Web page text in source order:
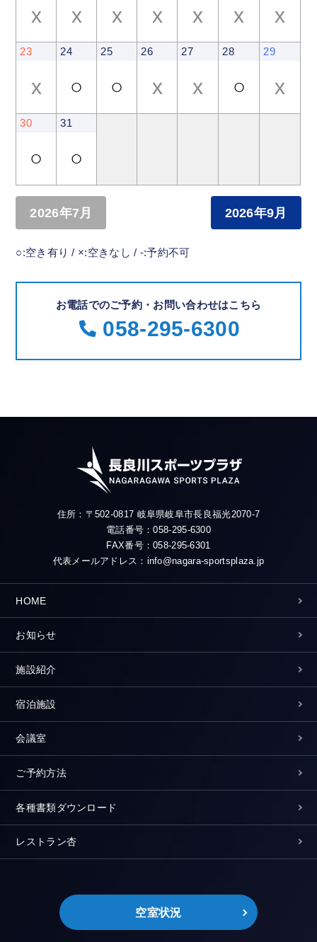
x x x x x x x
23
x
24
○
25
○
26
x
27
x
28
○
29
x
30
○
31
○
2026年7月 2026年9月
○:空き有り / ×:空きなし / -:予約不可
お電話でのご予約・お問い合わせはこちら
058-295-6300
住所：〒502-0817 岐阜県岐阜市長良福光2070-7
電話番号：058-295-6300
FAX番号：058-295-6301
代表メールアドレス：info@nagara-sportsplaza.jp
HOME
お知らせ
施設紹介
宿泊施設
会議室
ご予約方法
各種書類ダウンロード
レストラン杏
空室状況